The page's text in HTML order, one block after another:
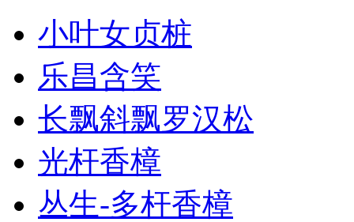
小叶女贞桩
乐昌含笑
长飘斜飘罗汉松
光杆香樟
丛生-多杆香樟